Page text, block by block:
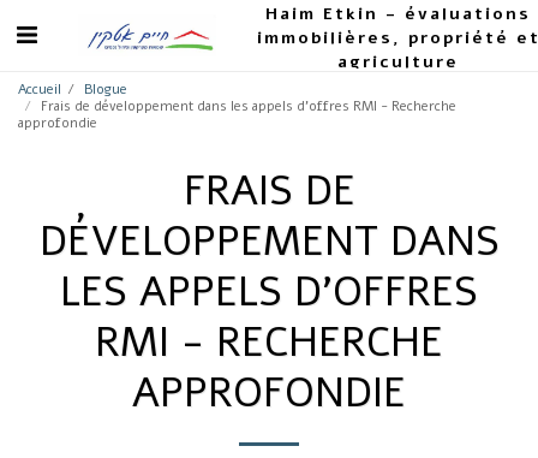
Haim Etkin - évaluations
immobilières, propriété
agriculture
Accueil
Blogue
Frais de développement dans les appels d'offres RMI - Recherche
approfondie
FRAIS DE
DÉVELOPPEMENT DANS
LES APPELS D'OFFRES
RMI - RECHERCHE
APPROFONDIE